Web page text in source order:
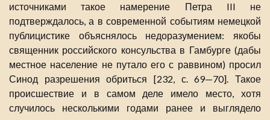
источниками такое намерение Петра III не
подтверждалось, а в современной событиям немецкой
публицистике объяснялось недоразумением: якобы
священник российского консульства в Гамбурге (дабы
местное население не путало его с раввином) просил
Синод разрешения обриться [232, с. 69—70]. Такое
происшествие и в самом деле имело место, хотя
случилось несколькими годами ранее и выглядело